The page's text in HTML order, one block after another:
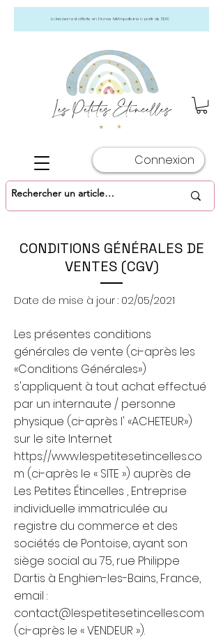
La livraison est offerte en France Métropolitaine à partir de 50€
Connexion
CONDITIONS GÉNÉRALES DE
VENTES (CGV)
Date de mise à jour : 02/05/2021
Les présentes conditions
générales de vente (ci-après les
«Conditions Générales»)
s'appliquent à tout achat effectué
par un internaute / personne
physique (ci-après l' «ACHETEUR»)
sur le site Internet
https://www.lespetitesetincelles.co
m (ci-après le « SITE ») auprès de
Les Petites Étincelles , Entreprise
individuelle immatriculée au
registre du commerce et des
sociétés de Pontoise, ayant son
siège social au 75, rue Philippe
Dartis à Enghien-les-Bains, France,
email :
contact@lespetitesetincelles.com
(ci-après le « VENDEUR »).